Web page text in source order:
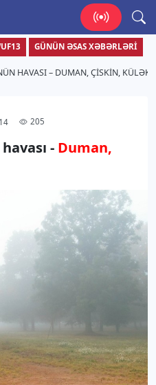
yaşa!GÜNÜN ƏSAS XƏBƏRLƏRI
HAVASI – DUMAN, ÇISKIN,
205
- Duman,